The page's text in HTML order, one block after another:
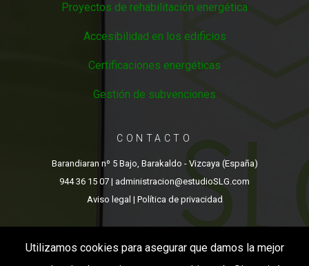
Proyectos de rehabilitación energética
Accesibilidad en los edificios
Certificaciones energéticas
Gestión de subvenciones
CONTACTO
Barandiaran nº 5 Bajo, Barakaldo - Vizcaya (España)
944 36 15 07 | administracion@estudioSLG.com
Aviso legal | Política de privacidad
Utilizamos cookies para asegurar que damos la mejor